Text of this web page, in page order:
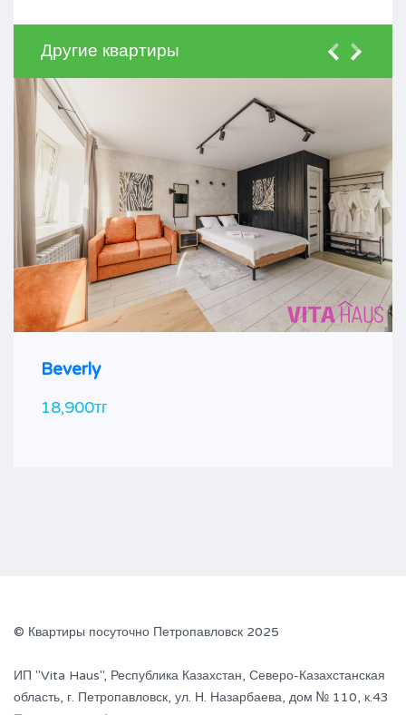
Другие квартиры
Beverly
18,900тг
© Квартиры посуточно Петропавловск 2025
ИП "Vita Haus", Республика Казахстан, Северо-Казахстанская
область, г. Петропавловск, ул. Н. Назарбаева, дом № 110, к.43